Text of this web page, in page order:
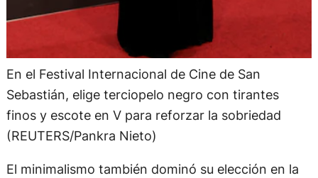
En el Festival Internacional de Cine de San
Sebastián, elige terciopelo negro con tirantes
finos y escote en V para reforzar la sobriedad
(REUTERS/Pankra Nieto)
El minimalismo también dominó su elección en la